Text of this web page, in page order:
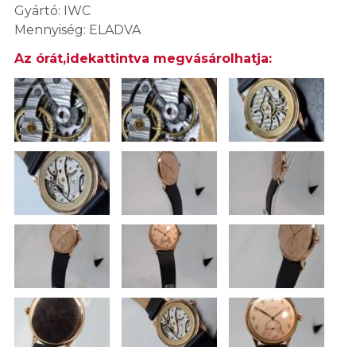
Gyártó: IWC
Mennyiség: ELADVA
Az órát,idekattintva megvásárolhatja: